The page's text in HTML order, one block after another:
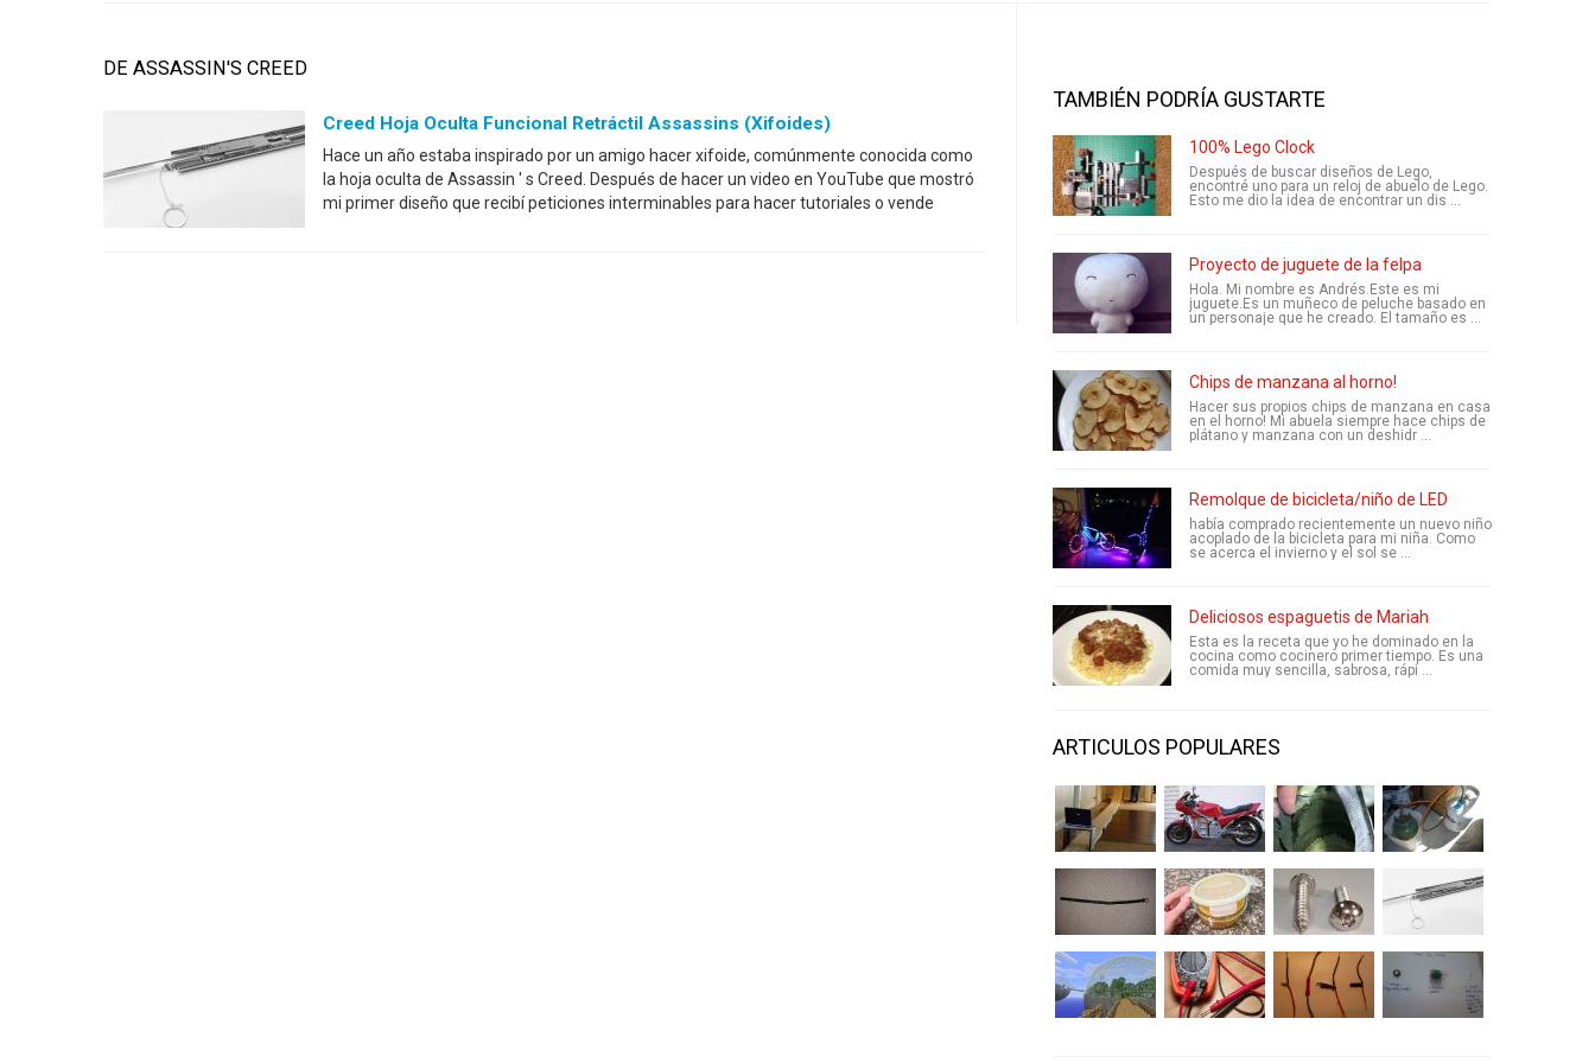
DE ASSASSIN'S CREED
Creed Hoja Oculta Funcional Retráctil Assassins (xifoides)
Hace un año estaba inspirado por un amigo hacer xifoide, comúnmente conocida como
la hoja oculta de Assassin ' s Creed. Después de hacer un video en YouTube que mostró
mi primer diseño que recibí peticiones interminables para hacer tutoriales o vende
TAMBIÉN PODRÍA GUSTARTE
100% Lego Clock
Después de buscar diseños de Lego,
encontré uno para un reloj de abuelo de Lego.
Esto me dio la idea de encontrar un dis ...
Proyecto de juguete de la felpa
Hola. Mi nombre es Andrés.Este es mi
juguete.Es un muñeco de peluche basado en
un personaje que he creado. El tamaño es ...
Chips de manzana al horno!
Hacer sus propios chips de manzana en casa
en el horno! Mi abuela siempre hace chips de
plátano y manzana con un deshidr ...
Remolque de bicicleta/niño de LED
había comprado recientemente un nuevo niño
acoplado de la bicicleta para mi niña. Como
se acerca el invierno y el sol se ...
Deliciosos espaguetis de Mariah
Esta es la receta que yo he dominado en la
cocina como cocinero primer tiempo. Es una
comida muy sencilla, sabrosa, rápi ...
ARTICULOS POPULARES